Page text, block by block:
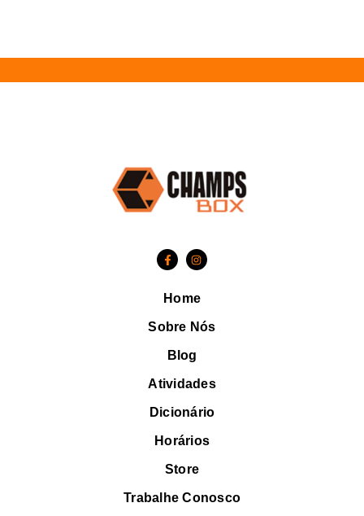
Home
Sobre Nós
Blog
Atividades
Dicionário
Horários
Store
Trabalhe Conosco